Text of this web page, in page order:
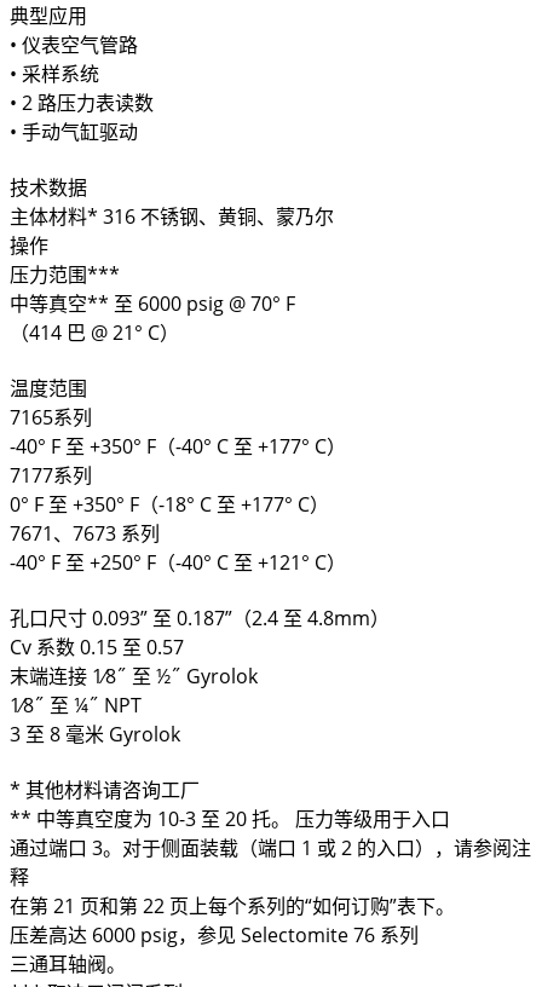
典型应用
• 仪表空气管路
• 采样系统
• 2 路压力表读数
• 手动气缸驱动
技术数据
主体材料* 316 不锈钢、黄铜、蒙乃尔
操作
压力范围***
中等真空** 至 6000 psig @ 70° F
（414 巴 @ 21° C）
温度范围
7165系列
-40° F 至 +350° F（-40° C 至 +177° C）
7177系列
0° F 至 +350° F（-18° C 至 +177° C）
7671、7673 系列
-40° F 至 +250° F（-40° C 至 +121° C）
孔口尺寸 0.093” 至 0.187”（2.4 至 4.8mm）
Cv 系数 0.15 至 0.57
末端连接 1⁄8˝ 至 ½˝ Gyrolok
1⁄8˝ 至 ¼˝ NPT
3 至 8 毫米 Gyrolok
* 其他材料请咨询工厂
** 中等真空度为 10-3 至 20 托。 压力等级用于入口
通过端口 3。对于侧面装载（端口 1 或 2 的入口），请参阅注
释
在第 21 页和第 22 页上每个系列的“如何订购”表下。
压差高达 6000 psig，参见 Selectomite 76 系列
三通耳轴阀。